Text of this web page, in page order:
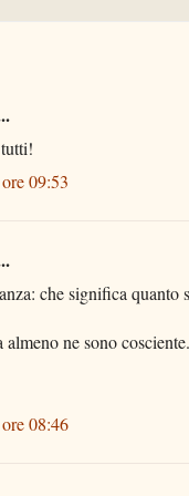
09:53
che significa quanto
almeno ne sono
08:46